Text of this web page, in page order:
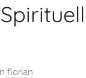
florian